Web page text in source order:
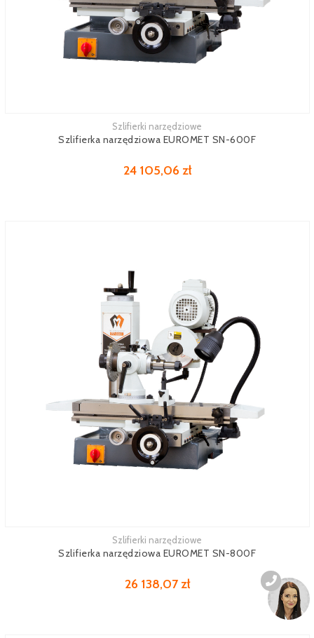
Szlifierki narzędziowe
Szlifierka narzędziowa EUROMET SN-600F
24 105,06 zł
Szlifierki narzędziowe
Szlifierka narzędziowa EUROMET SN-800F
26 138,07 zł